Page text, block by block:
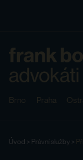
Brno Praha
Úvod > Právní služby >